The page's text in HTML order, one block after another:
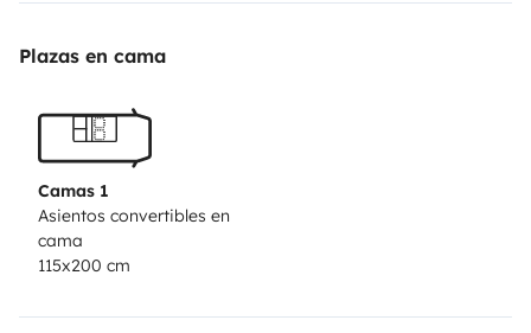
Plazas en cama
Camas 1
Asientos convertibles en
cama
115x200 cm